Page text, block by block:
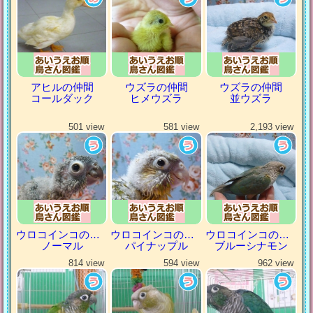
アヒルの仲間
コールダック
ウズラの仲間
ヒメウズラ
ウズラの仲間
並ウズラ
501 view
ウロコインコの仲間
ノーマル
581 view
ウロコインコの仲間
パイナップル
2,193 view
ウロコインコの仲間
ブルーシナモン
814 view 594 view 962 view